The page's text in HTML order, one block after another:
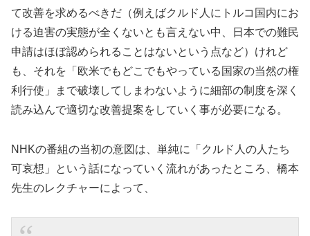
て改善を求めるべきだ（例えばクルド人にトルコ国内にお
ける迫害の実態が全くないとも言えない中、日本での難民
申請はほぼ認められることはないという点など）けれど
も、それを「欧米でもどこでもやっている国家の当然の権
利行使」まで破壊してしまわないように細部の制度を深く
読み込んで適切な改善提案をしていく事が必要になる。
NHKの番組の当初の意図は、単純に「クルド人の人たち
可哀想」という話になっていく流れがあったところ、橋本
先生のレクチャーによって、